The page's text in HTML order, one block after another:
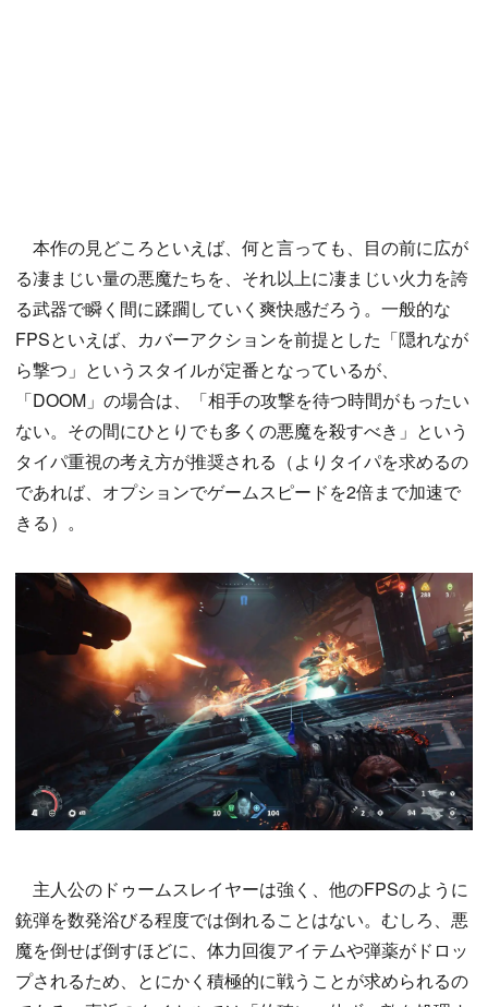
本作の見どころといえば、何と言っても、目の前に広が
る凄まじい量の悪魔たちを、それ以上に凄まじい火力を誇
る武器で瞬く間に蹂躙していく爽快感だろう。一般的な
FPSといえば、カバーアクションを前提とした「隠れなが
ら撃つ」というスタイルが定番となっているが、
「DOOM」の場合は、「相手の攻撃を待つ時間がもったい
ない。その間にひとりでも多くの悪魔を殺すべき」という
タイパ重視の考え方が推奨される（よりタイパを求めるの
であれば、オプションでゲームスピードを2倍まで加速で
きる）。
主人公のドゥームスレイヤーは強く、他のFPSのように
銃弾を数発浴びる程度では倒れることはない。むしろ、悪
魔を倒せば倒すほどに、体力回復アイテムや弾薬がドロッ
プされるため、とにかく積極的に戦うことが求められるの